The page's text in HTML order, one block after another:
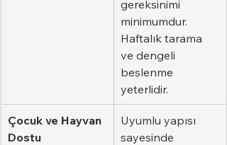
gereksinimi
minimumdur.
Haftalık tarama
ve dengeli
beslenme
yeterlidir.
Çocuk ve Hayvan
Dostu
Uyumlu yapısı
sayesinde